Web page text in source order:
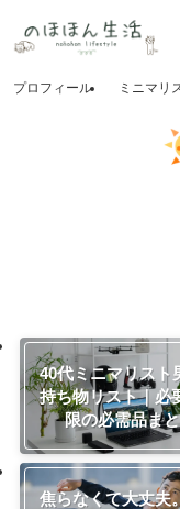
プロフィール ミニマリ
40代ミニマリスト
持ち物リスト｜必
限の必需品ま
焦らなくて大丈夫